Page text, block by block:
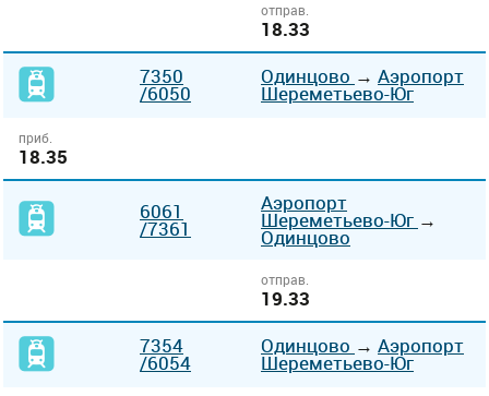
отправ.
18.33
7350
/6050
Одинцово → Аэропорт
Шереметьево-Юг
приб.
18.35
6061
/7361
Аэропорт
Шереметьево-Юг →
Одинцово
отправ.
19.33
7354
/6054
Одинцово → Аэропорт
Шереметьево-Юг